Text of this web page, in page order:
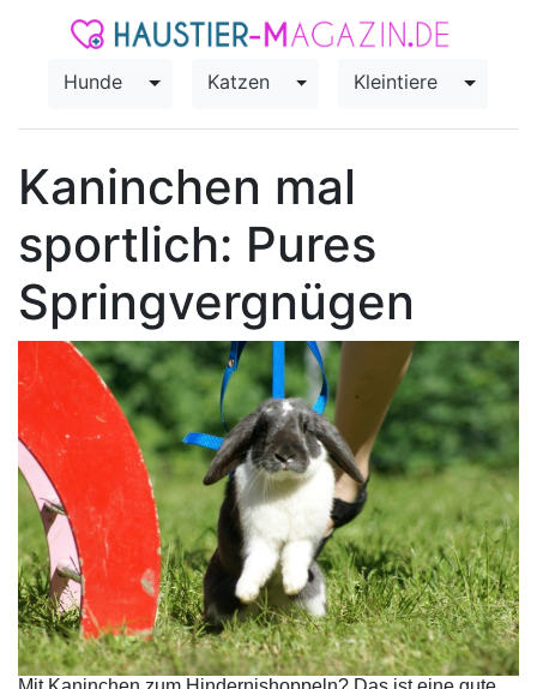
Hunde Toggle Dropdown
Katzen Toggle Dropdown
Kleintiere Toggle
Kaninchen mal
sportlich: Pures
Springvergnügen